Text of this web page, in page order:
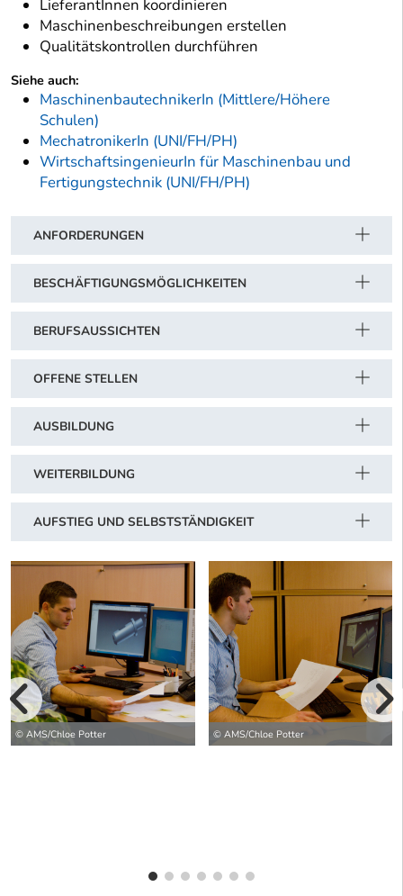
LieferantInnen koordinieren
Maschinenbeschreibungen erstellen
Qualitätskontrollen durchführen
Siehe auch:
MaschinenbautechnikerIn (Mittlere/Höhere
Schulen)
MechatronikerIn (UNI/FH/PH)
WirtschaftsingenieurIn für Maschinenbau und
Fertigungstechnik (UNI/FH/PH)
ANFORDERUNGEN
BESCHÄFTIGUNGSMÖGLICHKEITEN
BERUFSAUSSICHTEN
OFFENE STELLEN
AUSBILDUNG
WEITERBILDUNG
AUFSTIEG UND SELBSTSTÄNDIGKEIT
© AMS/Chloe Potter © AMS/Chloe Potter